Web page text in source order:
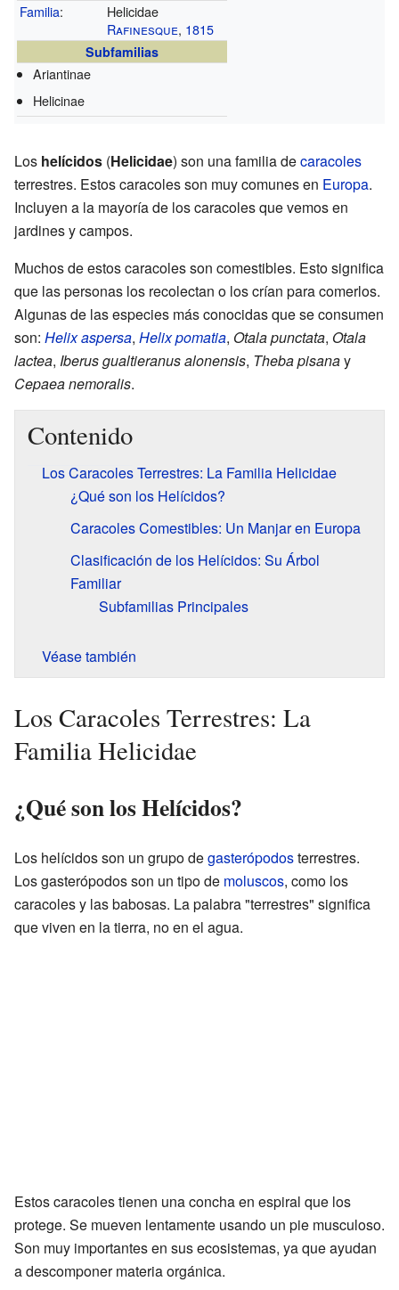
Familia:
Helicidae
Rafinesque, 1815
Subfamilias
Ariantinae
Helicinae
Los helícidos (Helicidae) son una familia decaracoles
terrestres. Estos caracoles son muy comunes en Europa.
Incluyen a la mayoría de los caracoles que vemos en
jardines y campos.
Muchos de estos caracoles son comestibles. Esto significa
que las personas los recolectan o los crían para comerlos.
Algunas de las especies más conocidas que se consumen
son: Helix aspersa, Helix pomatia, Otala punctata, Otala
lactea, Iberus gualtieranus alonensis, Theba pisanay
Cepaea nemoralis.
Contenido
Los Caracoles Terrestres: La Familia Helicidae
¿Qué son los Helícidos?
Caracoles Comestibles: Un Manjar en Europa
Clasificación de los Helícidos: Su Árbol
Familiar
Subfamilias Principales
Véase también
Los Caracoles Terrestres: La
Familia Helicidae
¿Qué son los Helícidos?
Los helícidos son un grupo degasterópodosterrestres.
Los gasterópodos son un tipo de moluscos, como los
caracoles y las babosas. La palabra "terrestres" significa
que viven en la tierra, no en el agua.
Estos caracoles tienen una concha en espiral que los
protege. Se mueven lentamente usando un pie musculoso.
Son muy importantes en sus ecosistemas, ya que ayudan
a descomponer materia orgánica.